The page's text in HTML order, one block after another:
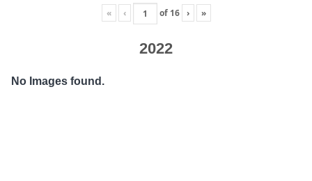
« ‹ of 16 › »
2022
No Images found.